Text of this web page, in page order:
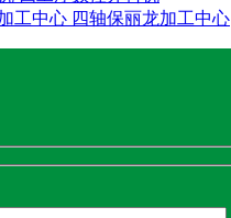
四轴保丽龙加工中心